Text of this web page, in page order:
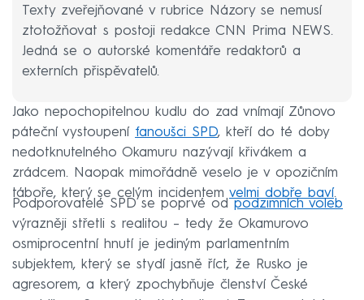
Texty zveřejňované v rubrice Názory se nemusí
ztotožňovat s postoji redakce CNN Prima NEWS.
Jedná se o autorské komentáře redaktorů a
externích přispěvatelů.
Jako nepochopitelnou kudlu do zad vnímají Zůnovo
páteční vystoupení fanoušci SPD, kteří do té doby
nedotknutelného Okamuru nazývají křivákem a
zrádcem. Naopak mimořádně veselo je v opozičním
táboře, který se celým incidentem velmi dobře baví.
Podporovatelé SPD se poprvé od podzimních voleb
výrazněji střetli s realitou – tedy že Okamurovo
osmiprocentní hnutí je jediným parlamentním
subjektem, který se stydí jasně říct, že Rusko je
agresorem, a který zpochybňuje členství České